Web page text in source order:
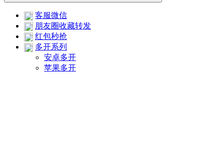
客服微信
朋友圈收藏转发
红包秒抢
多开系列
安卓多开
苹果多开